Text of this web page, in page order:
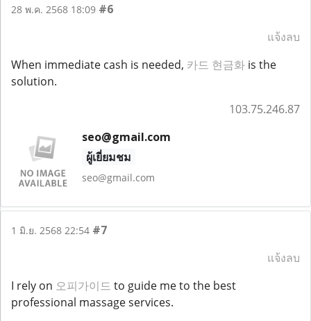
28 พ.ค. 2568 18:09 #6
แจ้งลบ
When immediate cash is needed, 카드 현금화 is the
solution.
103.75.246.87
seo@gmail.com
ผู้เยี่ยมชม
seo@gmail.com
1 มิ.ย. 2568 22:54 #7
แจ้งลบ
I rely on 오피가이드 to guide me to the best
professional massage services.